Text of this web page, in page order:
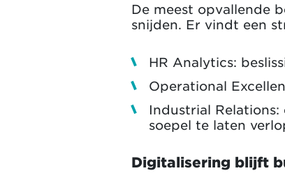
De meest opvallende
snijden. Er vindt een
HR Analytics:
Operational
Industrial
soepel te laten
Digitalisering blijft